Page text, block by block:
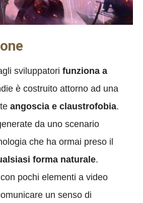
sviluppatori funziona a
è costruito attorno ad una
angoscia e claustrofobia.
da uno scenario
che ha ormai preso il
forma naturale.
pochi elementi a video
un senso di